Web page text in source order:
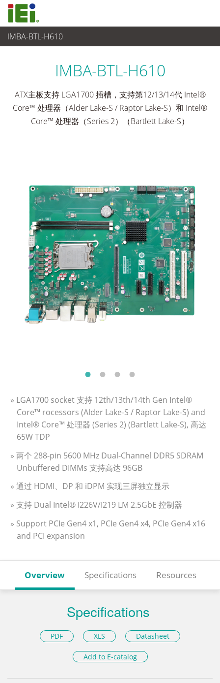
IMBA-BTL-H610
工业主板 > 单板 ...
IMBA-BTL-H610
ATX主板支持 LGA1700 插槽，支持第12/13/14代 Intel®
Core™ 处理器（Alder Lake-S / Raptor Lake-S）和 Intel®
Core™ 处理器（Series 2）（Bartlett Lake-S）
» LGA1700 socket 支持 12th/13th/14th Gen Intel®
Core™ rocessors (Alder Lake-S / Raptor Lake-S) and
Intel® Core™ 处理器 (Series 2) (Bartlett Lake-S), 高达
65W TDP
» 两个 288-pin 5600 MHz Dual-Channel DDR5 SDRAM
Unbuffered DIMMs 支持高达 96GB
» 通过 HDMI、DP 和 iDPM 实现三屏独立显示
» 支持 Dual Intel® I226V/I219 LM 2.5GbE 控制器
» Support PCIe Gen4 x1, PCIe Gen4 x4, PCIe Gen4 x16
and PCI expansion
Overview Specifications Resources
Specifications
PDF XLS Datasheet
Add to E-catalog